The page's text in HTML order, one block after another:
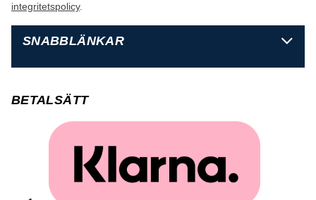
integritetspolicy.
SNABBLÄNKAR
BETALSÄTT